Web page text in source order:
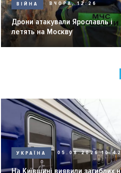
ВІЙНА ВЧОРА, 12:26
Дрони атакували Ярославль і
летять на Москву
УКРАЇНА 05.08.2026
На Київщині виявили загиблих